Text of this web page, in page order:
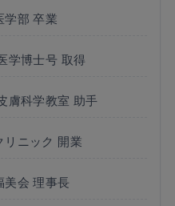
学部 卒業
学博士号 取得
膚科学教室 助手
リニック 開業
美会 理事長